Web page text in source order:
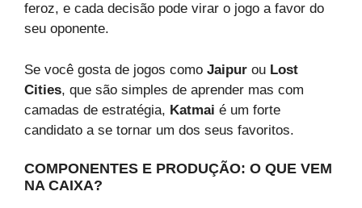
feroz, e cada decisão pode virar o jogo a favor do
seu oponente.
Se você gosta de jogos como Jaipur ou Lost
Cities, que são simples de aprender mas com
camadas de estratégia, Katmai é um forte
candidato a se tornar um dos seus favoritos.
COMPONENTES E PRODUÇÃO: O QUE VEM
NA CAIXA?